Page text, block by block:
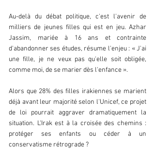
Au-delà du débat politique, c'est l'avenir de
milliers de jeunes filles qui est en jeu. Azhar
Jassim, mariée à 16 ans et contrainte
d'abandonner ses études, résume l'enjeu : « J'ai
une fille, je ne veux pas qu'elle soit obligée,
comme moi, de se marier dès l'enfance ».
Alors que 28% des filles irakiennes se marient
déjà avant leur majorité selon l'Unicef, ce projet
de loi pourrait aggraver dramatiquement la
situation. L'Irak est à la croisée des chemins :
protéger ses enfants ou céder à un
conservatisme rétrograde ?